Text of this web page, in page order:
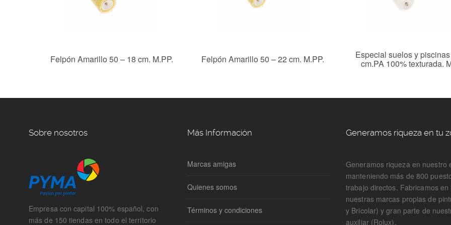
Felpón Amarillo 50 – 18 cm. M.PP. Felpón Amarillo 50 – 22 cm. M.PP. Especial suelos y
cm.PA 100% texturada.
Sobre nosotros
Empresa con capital 100% español, con
más de 150 tiendas en todo el territorio
Más Información
Marcas amigas
Quienes somos
Términos y condiciones
Generamos riqueza en tu
Generamos riqueza en nuestro
manteniendo más de 800
trabajo directos. Fabricamos en
nuestras marcas propias de
y Bricolar) y gran parte de
auxiliar (Rolux).